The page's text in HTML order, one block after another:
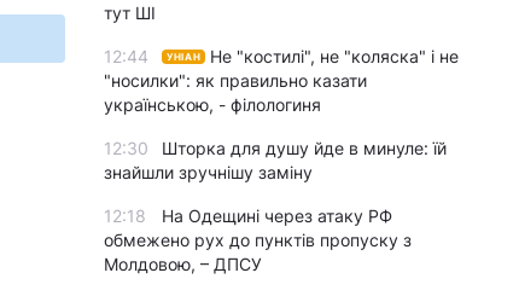
тут ШІ
12:44 УНІАН
Не "костилі", не "коляска" і не
"носилки": як правильно казати
українською, - філологиня
12:30
Шторка для душу йде в минуле: їй
знайшли зручнішу заміну
12:18
На Одещині через атаку РФ
обмежено рух до пунктів пропуску з
Молдовою, – ДПСУ